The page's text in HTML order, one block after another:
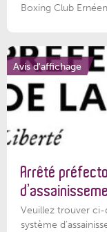
Boxing Club
Avis d'affichage
Arrêté
Veuillez trouver ci-
système